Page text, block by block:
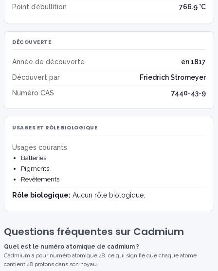
Point d’ébullition
766.9 °C
DÉCOUVERTE
Année de découverte
en 1817
Découvert par
Friedrich Stromeyer
Numéro CAS
7440-43-9
USAGES ET RÔLE BIOLOGIQUE
Usages courants
Batteries
Pigments
Revêtements
Rôle biologique: Aucun rôle biologique.
Questions fréquentes sur Cadmium
Quel est le numéro atomique de cadmium ?
Cadmium a pour numéro atomique 48, ce qui signifie que chaque atome
contient 48 protons dans son noyau.